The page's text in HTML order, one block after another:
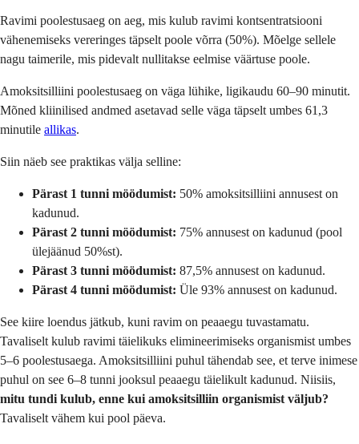
Ravimi poolestusaeg on aeg, mis kulub ravimi kontsentratsiooni
vähenemiseks vereringes täpselt poole võrra (50%). Mõelge sellele
nagu taimerile, mis pidevalt nullitakse eelmise väärtuse poole.
Amoksitsilliini poolestusaeg on väga lühike, ligikaudu 60–90 minutit.
Mõned kliinilised andmed asetavad selle väga täpselt umbes 61,3
minutile allikas.
Siin näeb see praktikas välja selline:
Pärast 1 tunni möödumist: 50% amoksitsilliini annusest on
kadunud.
Pärast 2 tunni möödumist: 75% annusest on kadunud (pool
ülejäänud 50%st).
Pärast 3 tunni möödumist: 87,5% annusest on kadunud.
Pärast 4 tunni möödumist: Üle 93% annusest on kadunud.
See kiire loendus jätkub, kuni ravim on peaaegu tuvastamatu.
Tavaliselt kulub ravimi täielikuks elimineerimiseks organismist umbes
5–6 poolestusaega. Amoksitsilliini puhul tähendab see, et terve inimese
puhul on see 6–8 tunni jooksul peaaegu täielikult kadunud. Niisiis,
mitu tundi kulub, enne kui amoksitsilliin organismist väljub?
Tavaliselt vähem kui pool päeva.